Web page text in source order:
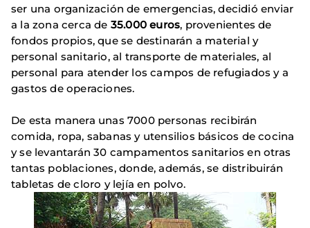
ser una organización de emergencias, decidió enviar
a la zona cerca de 35.000 euros, provenientes de
fondos propios, que se destinarán a material y
personal sanitario, al transporte de materiales, al
personal para atender los campos de refugiados y a
gastos de operaciones.
De esta manera unas 7000 personas recibirán
comida, ropa, sabanas y utensilios básicos de cocina
y se levantarán 30 campamentos sanitarios en otras
tantas poblaciones, donde, además, se distribuirán
tabletas de cloro y lejía en polvo.